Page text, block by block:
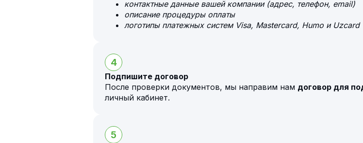
контактные данные вашей компании (адрес, телефон, email)
описание процедуры оплаты
логотипы платежных систем Visa, Mastercard, Humo и Uzcard
4
Подпишите договор
После проверки документов, мы направим нам договор для
личный кабинет.
5